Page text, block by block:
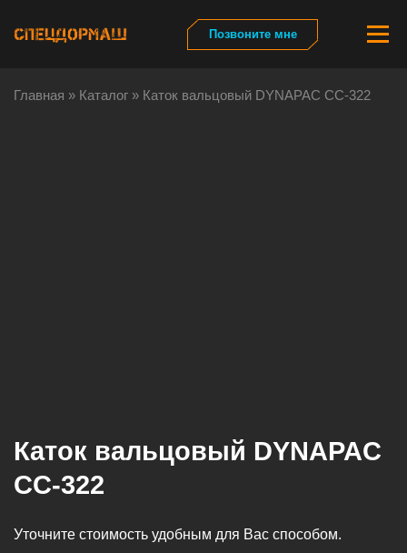
содержимому
Меню
Позвоните мне
Главная » Каталог » Каток вальцовый DYNAPAC CC-322
Каток вальцовый DYNAPAC
CC-322
Уточните стоимость удобным для Вас способом.